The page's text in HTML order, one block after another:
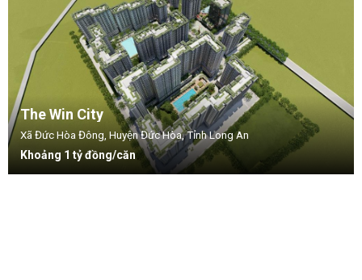
The Win City
Xã Đức Hòa Đông, Huyện Đức Hòa, Tỉnh Long An
Khoảng 1 tỷ đồng/căn